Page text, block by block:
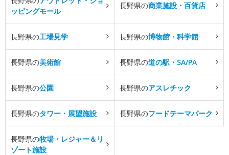
ッピングモール
長野県の商業施設・百貨店
長野県の工場見学 長野県の博物館・科学館
長野県の美術館 長野県の道の駅・SA/PA
長野県の公園 長野県のアスレチック
長野県のタワー・展望施設 長野県のフードテーマパーク
長野県の牧場・レジャー＆リ
ゾート施設